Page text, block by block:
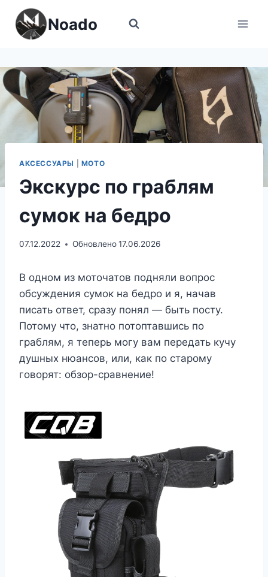
Перейти
содержимому
Noado
АКСЕССУАРЫ МОТО
Экскурс по граблям
сумок на бедро
07.12.2022 Обновлено17.06.2026
В одном из моточатов подняли вопрос
обсуждения сумок на бедро и я, начав
писать ответ, сразу понял — быть посту.
Потому что, знатно потоптавшись по
граблям, я теперь могу вам передать кучу
душных нюансов, или, как по старому
говорят: обзор-сравнение!